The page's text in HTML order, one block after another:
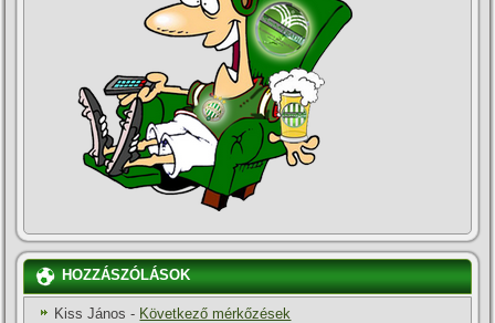
HOZZÁSZÓLÁSOK
Kiss János - Következő mérkőzések